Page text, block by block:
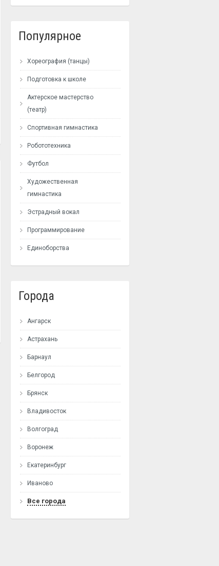
Популярное
Хореография (танцы)
Подготовка к школе
Актерское мастерство
(театр)
Спортивная гимнастика
Робототехника
Футбол
Художественная
гимнастика
Эстрадный вокал
Программирование
Единоборства
Города
Ангарск
Астрахань
Барнаул
Белгород
Брянск
Владивосток
Волгоград
Воронеж
Екатеринбург
Иваново
Все города